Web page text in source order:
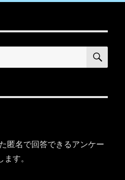
検
匿名で回答できるアンケー
す。